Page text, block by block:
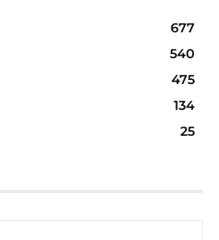
677
540
475
134
25